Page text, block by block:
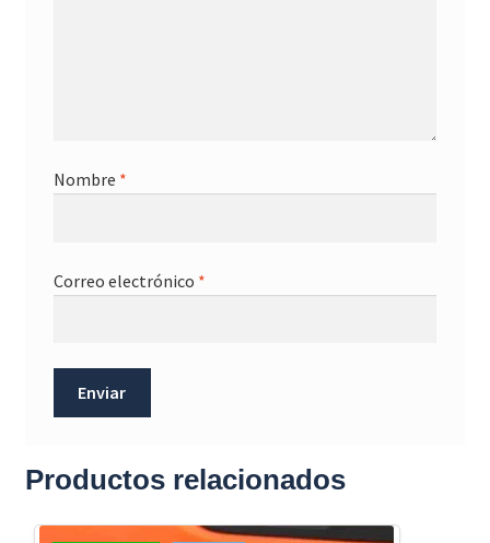
Nombre *
Correo electrónico *
Productos relacionados